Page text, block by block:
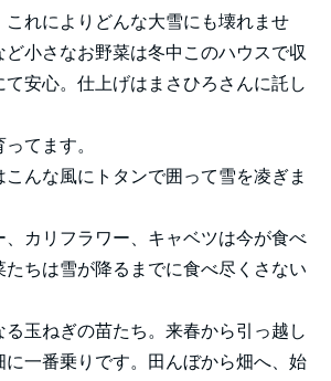
これによりどんな大雪にも壊れませ
ど小さなお野菜は冬中このハウスで収
安心。仕上げはまさひろさんに託し
てます。
んな風にトタンで囲って雪を凌ぎま
カリフラワー、キャベツは今が食べ
たちは雪が降るまでに食べ尽くさない
玉ねぎの苗たち。来春から引っ越し
に一番乗りです。田んぼから畑へ、始